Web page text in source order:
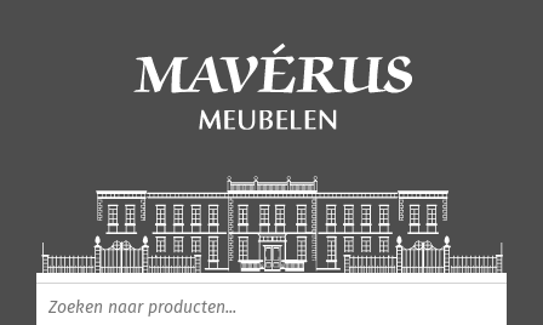
Producten zoeken